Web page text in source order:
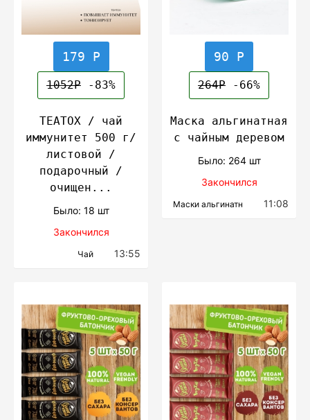
179 Р
1052Р -83%
TEATOX / чай
иммунитет 500 г/
листовой /
подарочный /
очищен...
Было: 18 шт
Закончился
Чай 13:55
90 Р
264Р -66%
Маска альгинатная
с чайным деревом
Было: 264 шт
Закончился
Маски альгинатн 11:08